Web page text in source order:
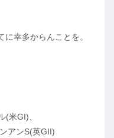
幸多からんことを。
(米GI)、
アンS(英GII)